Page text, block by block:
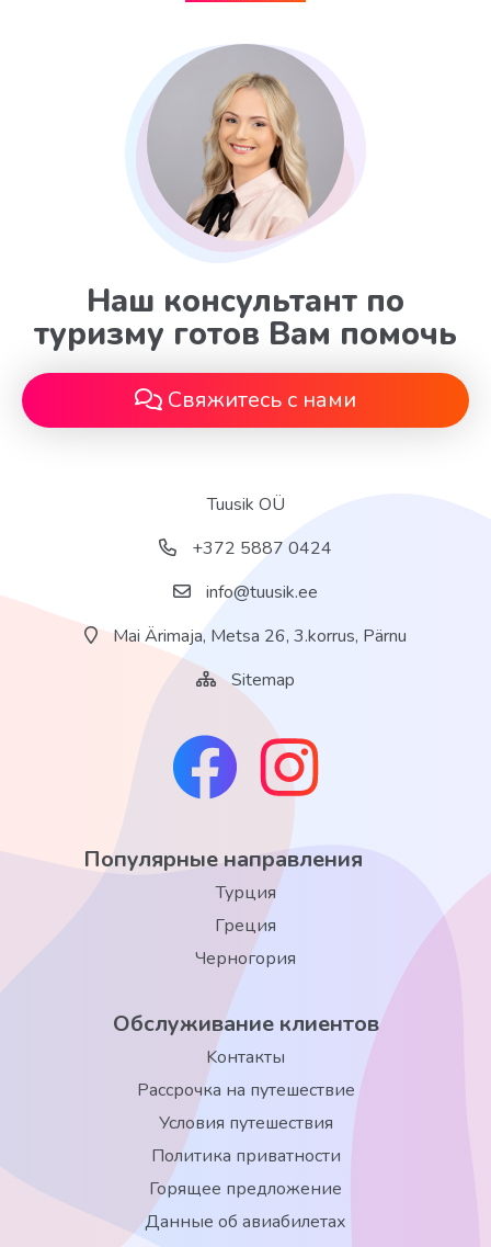
Наш консультант по
туризму готов Вам помочь
Свяжитесь с нами
Популярные направления
Турция
Греция
Черногория
Обслуживание клиентов
Kонтакты
Рассрочка на путешествие
Условия путешествия
Политика приватности
Горящее предложение
Данные об авиабилетах
Tuusik OÜ
+372 5887 0424
info@tuusik.ee
Mai Ärimaja, Metsa 26, 3.korrus, Pärnu
Sitemap